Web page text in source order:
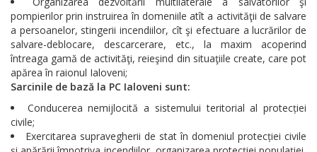
pompierilor prin instruirea în domeniile atît a activităţii de salvare
a persoanelor, stingerii incendiilor, cît şi efectuare a lucrărilor de
salvare-deblocare, descarcerare, etc., la maxim acoperind
întreaga gamă de activităţi, reieşind din situaţiile create, care pot
apărea în raionul Ialoveni;
Sarcinile de bază la PC Ialoveni sunt:
Conducerea nemijlocită a sistemului teritorial al protecției
civile;
Exercitarea supravegherii de stat în domeniul protecției civile